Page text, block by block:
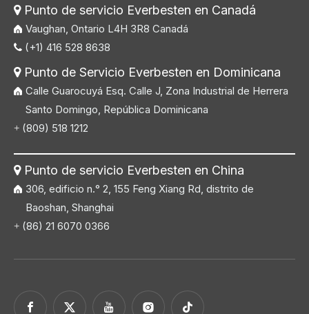
Punto de servicio Everbesten en Canadá
Vaughan, Ontario L4H 3R8 Canadá
 (+1) 416 528 8638
Punto de Servicio Everbesten en Dominicana
Calle Guarocuyá Esq. Calle J, Zona Industrial de Herrera
Santo Domingo, República Dominicana
+ (809) 518 1212
Punto de servicio Everbesten en China
306, edificio n.° 2, 155 Feng Xiang Rd, distrito de
Baoshan, Shanghai
+ (86) 21 6070 0366